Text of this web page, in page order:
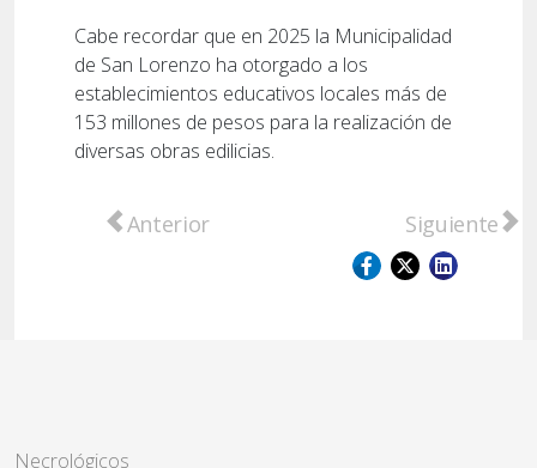
Cabe recordar que en 2025 la Municipalidad
de San Lorenzo ha otorgado a los
establecimientos educativos locales más de
153 millones de pesos para la realización de
diversas obras edilicias.
Artículo anterior: Alumnos de la escuela
Anterior Artículo
Siguiente
Necrológicos